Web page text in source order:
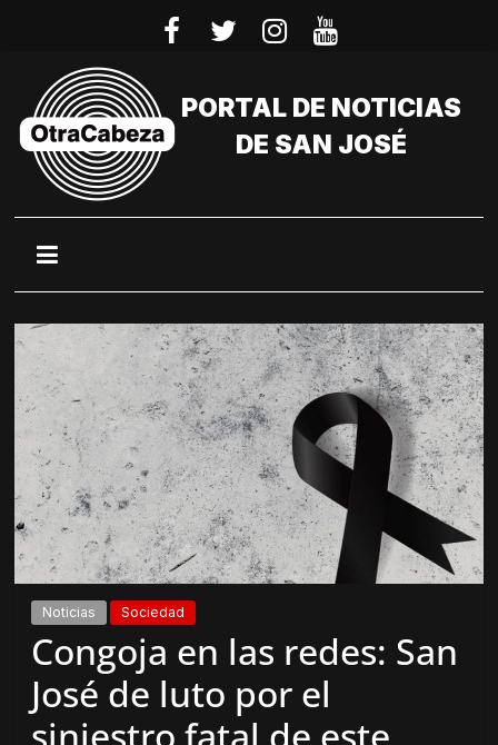
PORTAL DE NOTICIAS
DE SAN JOSÉ
Noticias Sociedad
Congoja en las redes: San
José de luto por el